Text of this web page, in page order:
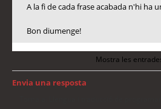
A la fi de cada frase acabada n'hi ha
Bon diumenge!
Mostra les
Envia una resposta